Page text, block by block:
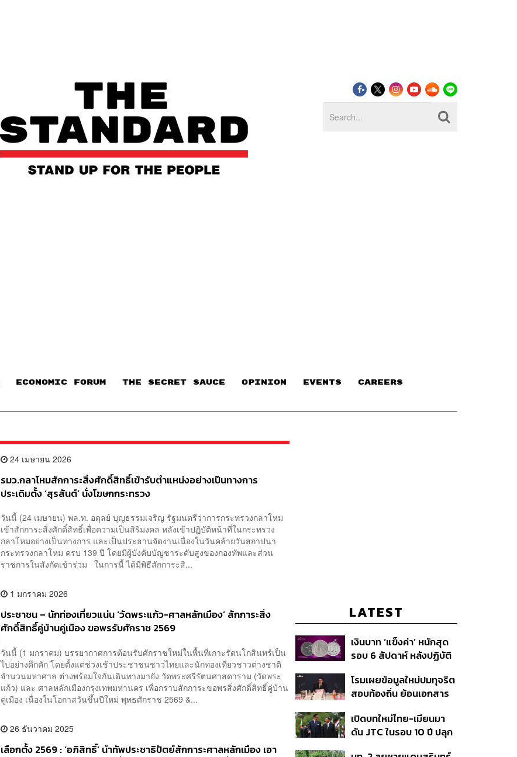
ECONOMIC FORUM THE SECRET SAUCE​ OPINION EVENTS CAREERS
24 เมษายน 2026
รมว.กลาโหมสักการะสิ่งศักดิ์สิทธิ์เข้ารับตำแหน่งอย่างเป็นทางการ
ประเดิมตั้ง ‘สุรสันต์’ นั่งโฆษกกระทรวง
วันนี้ (24 เมษายน) พล.ท. อดุลย์ บุญธรรมเจริญ รัฐมนตรีว่าการกระทรวงกลาโหม
เข้าสักการะสิ่งศักดิ์สิทธิ์เพื่อความเป็นสิริมงคล หลังเข้าปฏิบัติหน้าที่ในกระทรวง
กลาโหมอย่างเป็นทางการ และเป็นประธานจัดงานเนื่องในวันคล้ายวันสถาปนา
กระทรวงกลาโหม ครบ 139 ปี โดยมีผู้บังคับบัญชาระดับสูงของกองทัพและส่วน
ราชการในสังกัดเข้าร่วม ในการนี้ ได้มีพิธีสักการะสิ...
1 มกราคม 2026
ประชาชน – นักท่องเที่ยวแน่น ‘วัดพระแก้ว-ศาลหลักเมือง’ สักการะสิ่ง
ศักดิ์สิทธิ์คู่บ้านคู่เมือง ขอพรรับศักราช 2569
วันนี้ (1 มกราคม) บรรยากาศการต้อนรับศักราชใหม่ในพื้นที่เกาะรัตนโกสินทร์เป็น
ไปอย่างคึกคัก โดยตั้งแต่ช่วงเช้าประชาชนชาวไทยและนักท่องเที่ยวชาวต่างชาติ
จำนวนมหาศาล ต่างพร้อมใจกันเดินทางมายัง วัดพระศรีรัตนศาสดาราม (วัดพระ
แก้ว) และ ศาลหลักเมืองกรุงเทพมหานคร เพื่อกราบสักการะขอพรสิ่งศักดิ์สิทธิ์คู่บ้าน
คู่เมือง เนื่องในโอกาสวันขึ้นปีใหม่ พุทธศักราช 2569 &...
26 ธันวาคม 2025
เลือกตั้ง 2569 : ‘อภิสิทธิ์’ นำทัพประชาธิปัตย์สักการะศาลหลักเมือง เอา
LATEST
เงินบาท ‘แข็งค่า’ หนักสุด
รอบ 6 สัปดาห์ หลังปฏิบัติ
สหรัฐฯ-ญี่ปุ่น Standard
Chartered เปิดเป้าสิ้นปีนี้
ต่อดอลลาร์
โรมเผยข้อมูลใหม่ปมทุจริต
สอบท้องถิ่น ย้อนเอกสาร
อนุทิน จ่อสอบต่อเอี่ยว
ตัดตอน ม.บูรพา หรือไม่
เปิดบทใหม่ไทย-เมียนมา
ดัน JTC ในรอบ 10 ปี ปลุก